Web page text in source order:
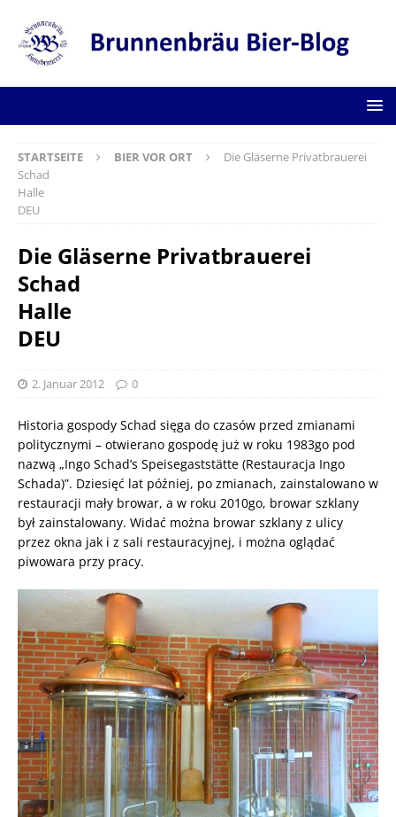
STARTSEITE BIER VOR ORT
Die Gläserne Privatbrauerei
Schad
Halle
DEU
Die Gläserne Privatbrauerei
Schad
Halle
DEU
2. Januar 2012 0
Historia gospody Schad sięga do czasów przed zmianami
politycznymi – otwierano gospodę już w roku 1983go pod
nazwą „Ingo Schad’s Speisegaststätte (Restauracja Ingo
Schada)”. Dziesięć lat później, po zmianach, zainstalowano w
restauracji mały browar, a w roku 2010go, browar szklany
był zainstalowany. Widać można browar szklany z ulicy
przez okna jak i z sali restauracyjnej, i można oglądać
piwowara przy pracy.